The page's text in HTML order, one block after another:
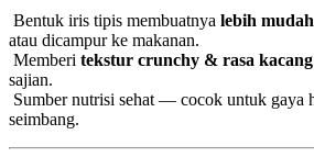
Bentuk iris tipis membuatnya lebih
atau dicampur ke makanan.
Memberi tekstur crunchy & rasa
sajian.
Sumber nutrisi sehat — cocok untuk gaya
seimbang.